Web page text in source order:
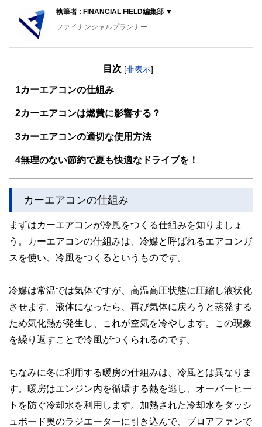
執筆者 : FINANCIAL FIELD編集部 ▼
ファイナンシャルプランナー
FinancialField編集部は、金融、経済に関する記事を、日々
知識がない方でも理解できるようわかりやすく発信していま
得者を中心に「お金や暮らし」に関する書籍・雑誌の編集経
験者で構成され、企画立案から記事掲載まですべての工程に
関わることで、読者目線のコンテンツを追求しています。
護士、税理士、宅地建物取引士、相続診断士、住宅ローンア
かしく感じられる年金や税金、相続、保険、ローンなどの話
をわかりやすく発信している点です。
執筆者・監修者による執筆体制を築くことで、内容のわかり
やすさはもちろんのこと、読み応えのあるコンテンツと確か
な情報発信を実現しています。
私たちは、快適でより良い生活のアイデアを提供するお金の
コンシェルジュを目指します。
目次 [非表示]
1 カーエアコンの仕組み
2カーエアコンは燃費に影響する？
3カーエアコンの適切な使用方法
4無理のない節約で夏も快適なドライブを！
カーエアコンの仕組み
まずはカーエアコンが冷風をつくる仕組みを知りましょ
う。カーエアコンの仕組みは、冷媒と呼ばれるエアコンガ
スを使い、冷風をつくるというものです。
冷媒は常温では気体ですが、高温高圧状態に圧縮し液状化
させます。液体になったら、再び気体に戻ろうと蒸発する
ため気化熱が発生し、これが空気を冷やします。この現象
を繰り返すことで冷風がつくられるのです。
ちなみに冬に利用する暖房の仕組みは、冷風とは異なりま
す。暖房はエンジン内を循環する熱を逃し、オーバーヒー
トを防ぐ冷却水を利用します。加熱された冷却水をダッシ
ュボード奥のラジエーターに引き込んで、ブロアファンで